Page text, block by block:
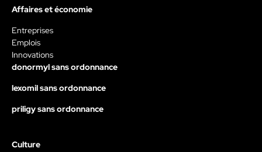
Affaires et économie
Entreprises
Emplois
Innovations
donormyl sans ordonnance
lexomil sans ordonnance
priligy sans ordonnance
Culture